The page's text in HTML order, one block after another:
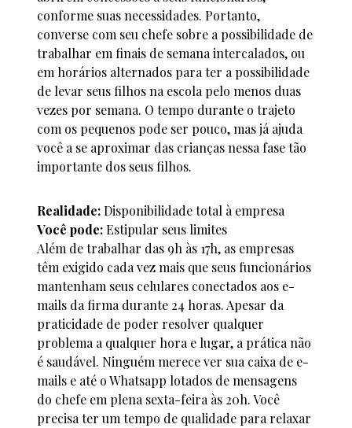
conforme suas necessidades. Portanto,
converse com seu chefe sobre a possibilidade de
trabalhar em finais de semana intercalados, ou
em horários alternados para ter a possibilidade
de levar seus filhos na escola pelo menos duas
vezes por semana. O tempo durante o trajeto
com os pequenos pode ser pouco, mas já ajuda
você a se aproximar das crianças nessa fase tão
importante dos seus filhos.
Realidade:Disponibilidade total à empresa
Você pode:Estipular seus limites
Além de trabalhar das 9h às 17h, as empresas
têm exigido cada vez mais que seus funcionários
mantenham seus celulares conectados aos e-
mails da firma durante 24 horas. Apesar da
praticidade de poder resolver qualquer
problema a qualquer hora e lugar, a prática não
é saudável. Ninguém merece ver sua caixa de e-
mails e até o Whatsapp lotados de mensagens
do chefe em plena sexta-feira às 20h. Você
precisa ter um tempo de qualidade para relaxar